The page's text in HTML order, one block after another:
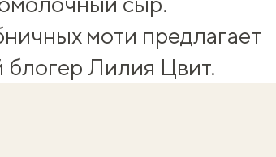
моти предлагает
Лилия Цвит.